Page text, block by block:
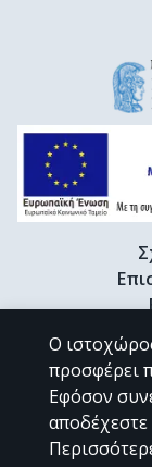
Ο
προσφέρει
Εφόσον